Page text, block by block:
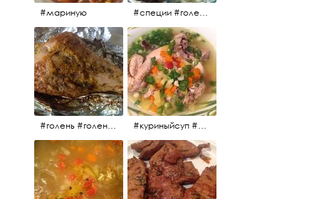
#мариную #специи #голень #голеньиндейки #индейка #мясо #еда #завтрак #голеньиндейкивфольге
#голень #голеньиндейки #голеньиндейкивфольге #индейка #завтрак #еда #мясо #куриныйсуп #еда #ужин #можнокушать